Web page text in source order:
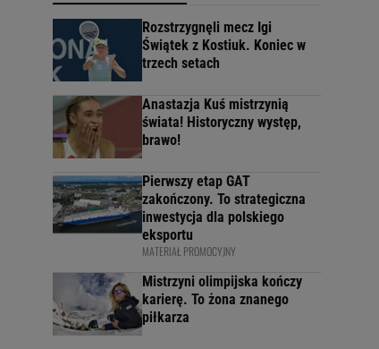
Rozstrzygnęli mecz Igi
Świątek z Kostiuk. Koniec w
trzech setach
Anastazja Kuś mistrzynią
świata! Historyczny występ,
brawo!
Pierwszy etap GAT
zakończony. To strategiczna
inwestycja dla polskiego
eksportu
MATERIAŁ PROMOCYJNY
Mistrzyni olimpijska kończy
karierę. To żona znanego
piłkarza